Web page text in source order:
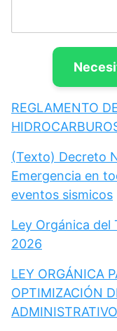
REGLAMENTO
(Texto) Decreto
Emergencia en
eventos sismicos
Ley Orgánica del
2026
LEY ORGÁNICA
OPTIMIZACIÓN